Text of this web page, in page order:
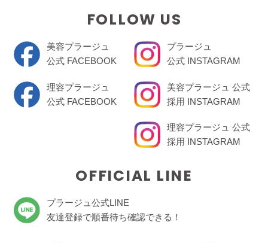
FOLLOW US
美容プラージュ
公式 FACEBOOK
理容プラージュ
公式 FACEBOOK
プラージュ
公式 INSTAGRAM
美容プラージュ 公式
採用 INSTAGRAM
理容プラージュ 公式
採用 INSTAGRAM
OFFICIAL LINE
プラージュ公式LINE
友達登録で順番待ち確認できる！